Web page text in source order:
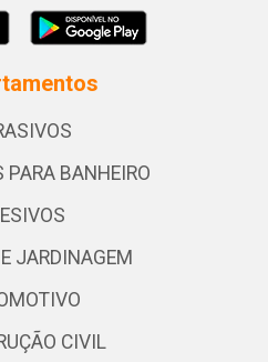
PARA BANHEIRO
JARDINAGEM
CIVIL